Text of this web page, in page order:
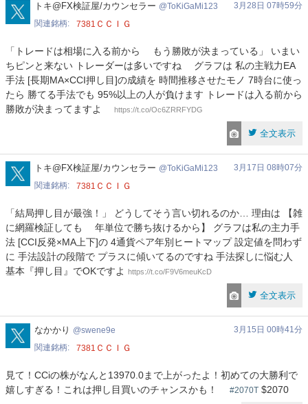
ToKiGaMi123
トキ@FX検証屋/カウンセラー ToKiGaMi123
3月28日 07時59分
関連銘柄
7381 ＣＣＩＧ
「トレードは相場に入る前から もう勝敗が決まっている」 いまい
ちピンと来ない トレーダーは多いですね グラフは 私の主戦力EA
手法 [長期MA×CCI押し目]の成績を 時間推移させたモノ 7時台に使っ
たら 勝てる手法でも 95%以上の人が負けます トレードは入る前から
勝敗が決まってますよ
https://t.co/Oc6ZRRFYDG
全文表示
ToKiGaMi123
トキ@FX検証屋/カウンセラー ToKiGaMi123
3月17日 08時07分
関連銘柄
7381 ＣＣＩＧ
「結局押し目が最強！」 どうしてそう言い切れるのか… 理由は 【雑
に網羅検証しても 年単位で勝ち抜けるから】 グラフは私の主力手
法 [CCI反発×MA上下]の 4通貨ペア年別ヒートマップ 設定値を問わず
に 手法設計の段階で プラスに傾いてるのですね 手法探しに悩む人
基本『押し目』でOKですよ https://t.co/F9V6meuKcD
全文表示
swene9e
なかかり swene9e
3月15日 00時41分
関連銘柄
7381 ＣＣＩＧ
見て！CCiの株がなんと13970.0まで上がったよ！初めての大勝利で
嬉しすぎる！これは押し目買いのチャンスかも！ #2070T $2070